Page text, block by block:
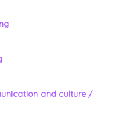
and culture /